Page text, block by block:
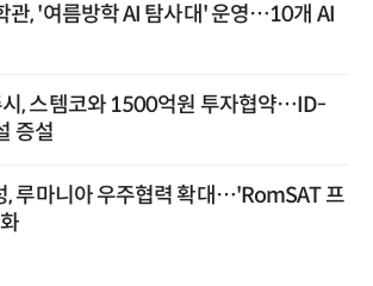
관, '여름방학 AI 탐사대' 운영…10개 AI
, 스템코와 1500억원 투자협약…ID-
증설
, 루마니아 우주협력 확대…'RomSAT 프